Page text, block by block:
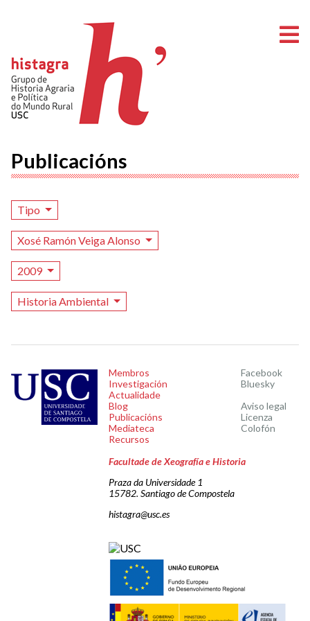
Publicacións
Tipo
Xosé Ramón Veiga Alonso
2009
Historia Ambiental
Membros
Investigación
Actualidade
Blog
Publicacións
Mediateca
Recursos
Facebook
Bluesky
Aviso legal
Licenza
Colofón
Facultade de Xeografía e Historia
Praza da Universidade 1
15782. Santiago de Compostela
histagra@usc.es